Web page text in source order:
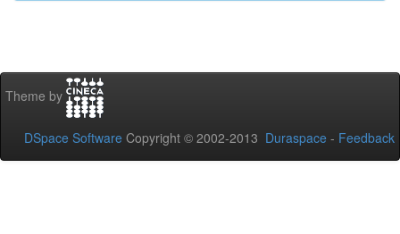
Theme by
DSpace Software Copyright © 2002-2013 Duraspace - Feedback